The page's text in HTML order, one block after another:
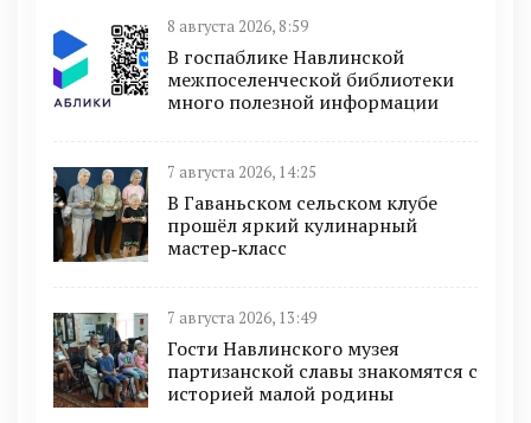
8 августа 2026, 8:59
В госпаблике Навлинской
межпоселенческой библиотеки
много полезной информации
7 августа 2026, 14:25
В Гаваньском сельском клубе
прошёл яркий кулинарный
мастер‑класс
7 августа 2026, 13:49
Гости Навлинского музея
партизанской славы знакомятся с
историей малой родины